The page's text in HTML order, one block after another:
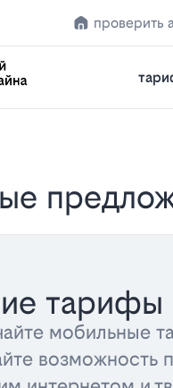
проверить
тарифы
мобильные
возможность